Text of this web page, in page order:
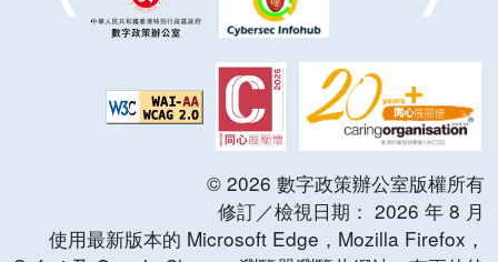
© 2026 數字政策辦公室版權所有
修訂／檢視日期： 2026 年 8 月
使用最新版本的 Microsoft Edge，Mozilla Firefox，